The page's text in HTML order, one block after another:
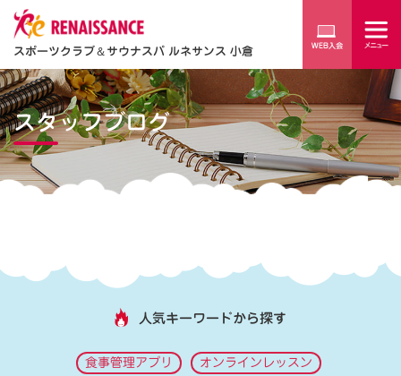
スポーツクラブ＆サウナスパ ルネサンス 小倉
スタッフブログ
人気キーワードから探す
食事管理アプリ オンラインレッスン